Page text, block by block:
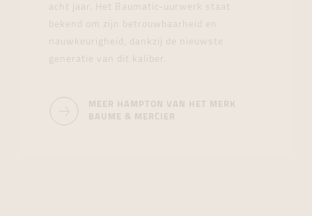
acht jaar. Het Baumatic-uurwerk staat
bekend om zijn betrouwbaarheid en
nauwkeurigheid, dankzij de nieuwste
generatie van dit kaliber.
MEER HAMPTON VAN HET MERK
BAUME & MERCIER